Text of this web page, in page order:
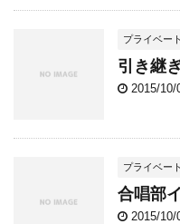
プライベート
引き継
2015/10/
プライベート
合唱部
2015/10/